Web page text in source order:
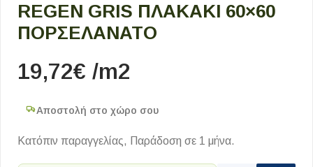
REGEN GRIS ΠΛΑΚΑΚΙ 60×60
ΠΟΡΣΕΛΑΝΑΤΟ
19,72€ /m2
Αποστολή στο χώρο σου
Κατόπιν παραγγελίας, Παράδοση σε 1 μήνα.